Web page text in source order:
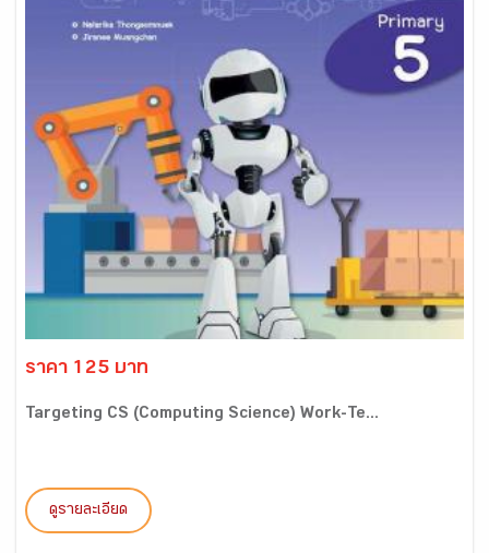
ราคา 125 บาท
Targeting CS (Computing Science) Work-Te...
ดูรายละเอียด